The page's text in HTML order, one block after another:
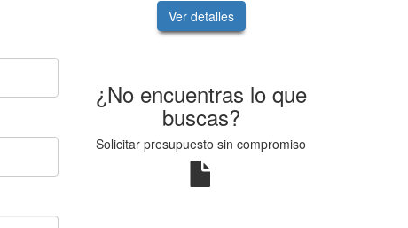
Ver detalles
¿No encuentras lo que
buscas?
Solicitar presupuesto sin compromiso